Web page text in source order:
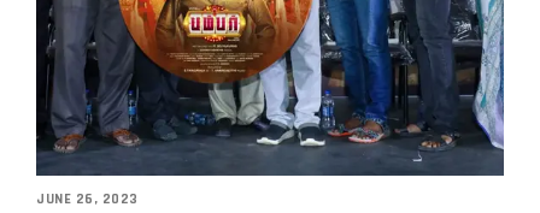
JUNE 26, 2023